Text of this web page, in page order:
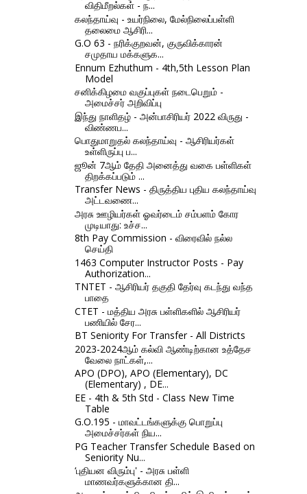
விதிமீறல்கள் - ந...
கலந்தாய்வு - உயர்நிலை, மேல்நிலைப்பள்ளி
தலைமை ஆசிரி...
G.O 63 - நரிக்குறவன், குருவிக்காரன்
சமுதாய மக்களுக...
Ennum Ezhuthum - 4th,5th Lesson Plan
Model
சனிக்கிழமை வகுப்புகள் நடைபெறும் -
அமைச்சர் அறிவிப்பு
இந்து நாளிதழ் - அன்பாசிரியர் 2022 விருது -
விண்ணப...
பொதுமாறுதல் கலந்தாய்வு - ஆசிரியர்கள்
உள்ளிருப்பு ப...
ஜூன் 7ஆம் தேதி அனைத்து வகை பள்ளிகள்
திறக்கப்படும் ...
Transfer News - திருத்திய புதிய கலந்தாய்வு
அட்டவணை...
அரசு ஊழியர்கள் ஓவர்டைம் சம்பளம் கோர
முடியாது: உச்ச...
8th Pay Commission - விரைவில் நல்ல
செய்தி
1463 Computer Instructor Posts - Pay
Authorization...
TNTET - ஆசிரியர் தகுதி தேர்வு கடந்து வந்த
பாதை
CTET - மத்திய அரசு பள்ளிகளில் ஆசிரியர்
பணியில் சேர...
BT Seniority For Transfer - All Districts
2023-2024ஆம் கல்வி ஆண்டிற்கான உத்தேச
வேலை நாட்கள்,...
APO (DPO), APO (Elementary), DC
(Elementary) , DE...
EE - 4th & 5th Std - Class New Time
Table
G.O.195 - மாவட்டங்களுக்கு பொறுப்பு
அமைச்சர்கள் நிய...
PG Teacher Transfer Schedule Based on
Seniority Nu...
‘புதியன விரும்பு' - அரசு பள்ளி
மாணவர்களுக்கான தி...